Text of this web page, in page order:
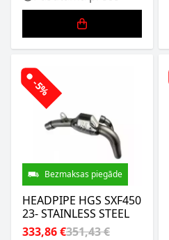
-5%
Bezmaksas piegāde
HEADPIPE HGS SXF450
23- STAINLESS STEEL
333,86 €351,43 €